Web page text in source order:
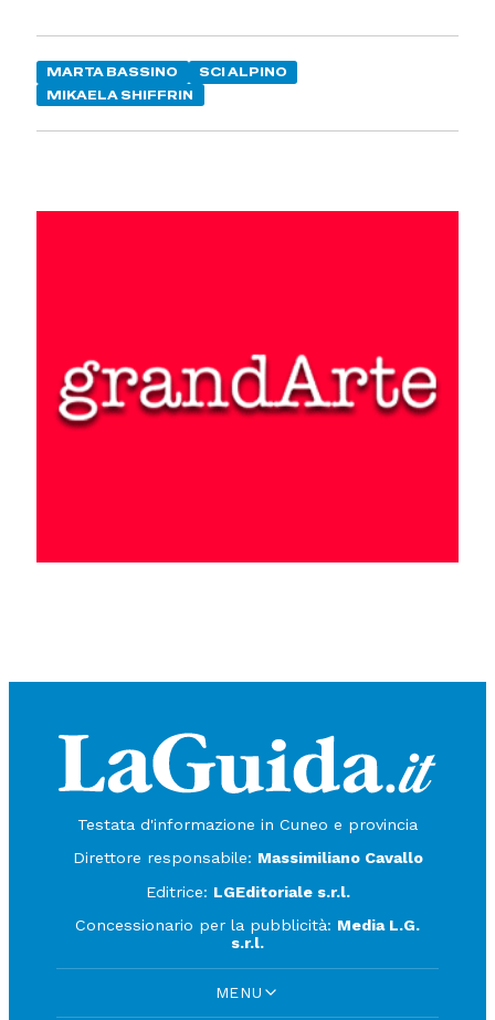
MARTA BASSINO
SCI ALPINO
MIKAELA SHIFFRIN
Testata d'informazione in Cuneo e provincia
Direttore responsabile: Massimiliano Cavallo
Editrice: LGEditoriale s.r.l.
Concessionario per la pubblicità: Media L.G.
s.r.l.
MENU